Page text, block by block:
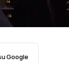
Google